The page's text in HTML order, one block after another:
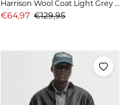
Harrison Wool Coat Light Grey Melange
Aanbiedingsprijs
€64,97 Prijs
€129,95